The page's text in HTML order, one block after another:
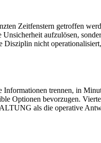
Zeitfenstern getroffen
aufzulösen,
nicht
Informationen trennen, in
Optionen bevorzugen.
als die operative